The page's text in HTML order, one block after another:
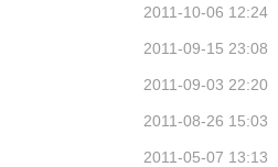
2011-10-06 12:24
2011-09-15 23:08
2011-09-03 22:20
2011-08-26 15:03
2011-05-07 13:13